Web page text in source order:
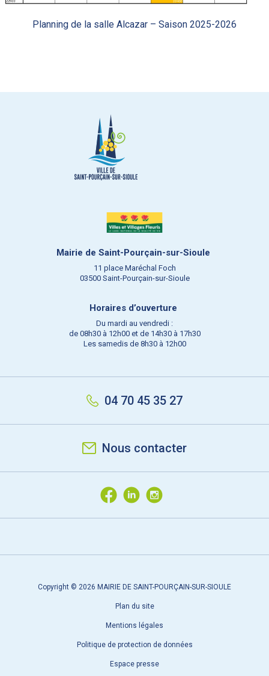
Planning de la salle Alcazar – Saison 2025-2026
Mairie de Saint-Pourçain-sur-Sioule
11 place Maréchal Foch
03500 Saint-Pourçain-sur-Sioule
Horaires d’ouverture
Du mardi au vendredi :
de 08h30 à 12h00 et de 14h30 à 17h30
Les samedis de 8h30 à 12h00
04 70 45 35 27
Nous contacter
Copyright © 2026 MAIRIE DE SAINT-POURÇAIN-SUR-SIOULE
Plan du site
Mentions légales
Politique de protection de données
Espace presse